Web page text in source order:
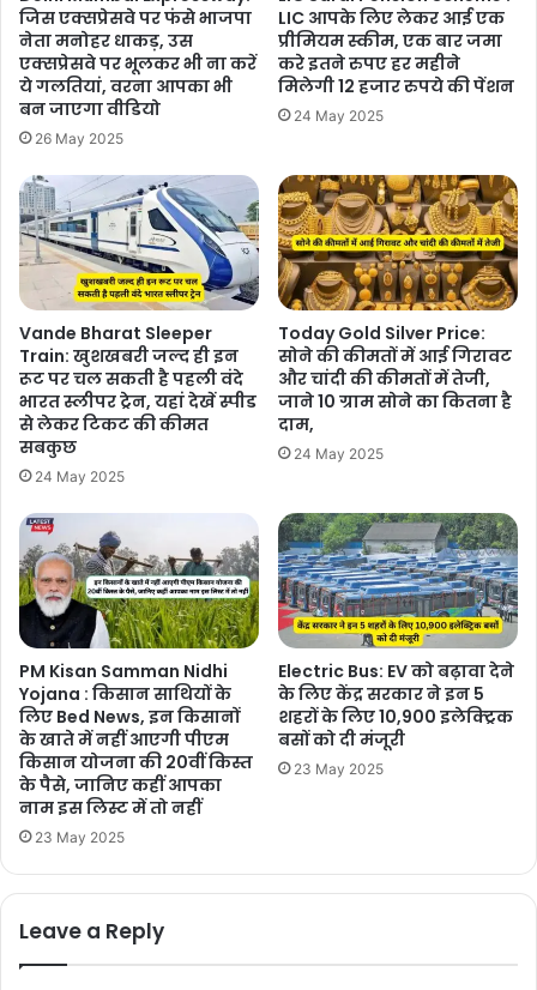
जिस एक्सप्रेसवे पर फंसे भाजपा
नेता मनोहर धाकड़, उस
एक्सप्रेसवे पर भूलकर भी ना करें
ये गलतियां, वरना आपका भी
बन जाएगा वीडियो
26 May 2025
LIC आपके लिए लेकर आई एक
प्रीमियम स्कीम, एक बार जमा
करे इतने रुपए हर महीने
मिलेगी 12 हजार रुपये की पेंशन
24 May 2025
Vande Bharat Sleeper
Train: खुशखबरी जल्द ही इन
रूट पर चल सकती है पहली वंदे
भारत स्लीपर ट्रेन, यहां देखें स्पीड
से लेकर टिकट की कीमत
सबकुछ
24 May 2025
Today Gold Silver Price:
सोने की कीमतों में आई गिरावट
और चांदी की कीमतों में तेजी,
जाने 10 ग्राम सोने का कितना है
दाम,
24 May 2025
PM Kisan Samman Nidhi
Yojana : किसान साथियों के
लिए Bed News, इन किसानों
के खाते में नहीं आएगी पीएम
किसान योजना की 20वीं किस्त
के पैसे, जानिए कहीं आपका
नाम इस लिस्ट में तो नहीं
23 May 2025
Electric Bus: EV को बढ़ावा देने
के लिए केंद्र सरकार ने इन 5
शहरों के लिए 10,900 इलेक्ट्रिक
बसों को दी मंजूरी
23 May 2025
Leave a Reply